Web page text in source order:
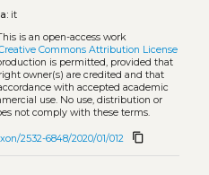
it
is an open-access work
Commons Attribution License
is permitted, provided that
owner(s) are credited and that
with accepted academic
use. No use, distribution or
not comply with these terms.
2532-6848/2020/01/012 content_copy